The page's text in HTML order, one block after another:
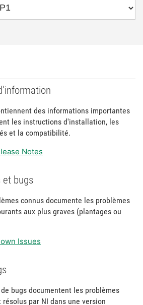
des informations importantes
les instructions d'installation, les
et la compatibilité.
Notes
et bugs
connus documente les problèmes
aux plus graves (plantages ou
Issues
bugs documentent les problèmes
par NI dans une version